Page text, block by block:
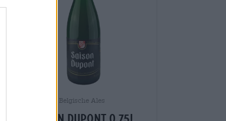
Belgische Ales